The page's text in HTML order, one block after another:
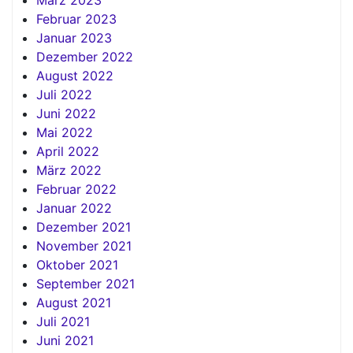
Februar 2023
Januar 2023
Dezember 2022
August 2022
Juli 2022
Juni 2022
Mai 2022
April 2022
März 2022
Februar 2022
Januar 2022
Dezember 2021
November 2021
Oktober 2021
September 2021
August 2021
Juli 2021
Juni 2021